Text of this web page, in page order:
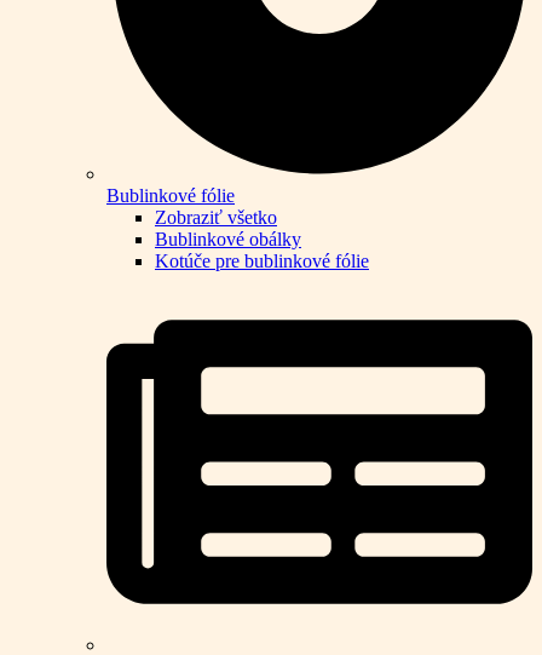
Bublinkové fólie
Zobraziť všetko
Bublinkové obálky
Kotúče pre bublinkové fólie